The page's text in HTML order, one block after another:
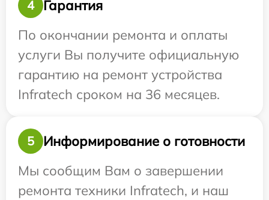
4
Гарантия
По окончании ремонта и оплаты
услуги Вы получите официальную
гарантию на ремонт устройства
Infratech сроком на 36 месяцев.
5
Информирование о готовности
Мы сообщим Вам о завершении
ремонта техники Infratech, и наш